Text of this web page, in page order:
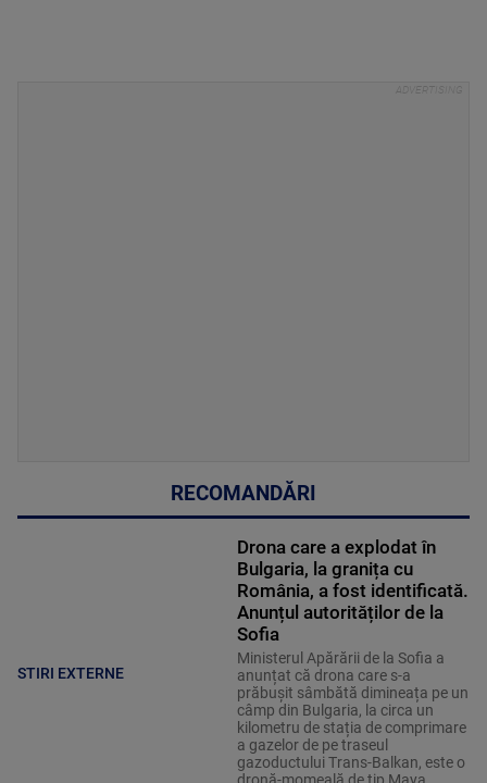
RECOMANDĂRI
STIRI EXTERNE
Drona care a explodat în
Bulgaria, la granița cu
România, a fost identificată.
Anunțul autorităților de la
Sofia
Ministerul Apărării de la Sofia a
anunțat că drona care s-a
prăbușit sâmbătă dimineața pe un
câmp din Bulgaria, la circa un
kilometru de stația de comprimare
a gazelor de pe traseul
gazoductului Trans-Balkan, este o